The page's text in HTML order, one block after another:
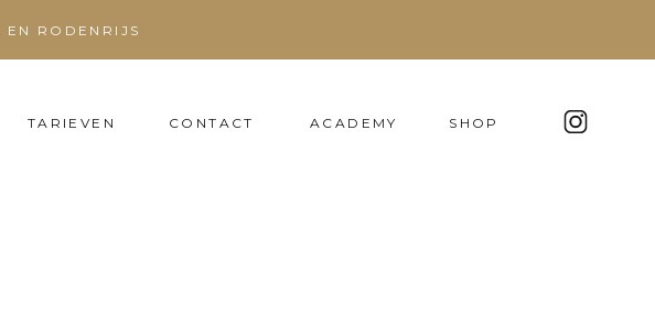
TARIEVEN CONTACT ACADEMY
RODENRIJS
SHOP